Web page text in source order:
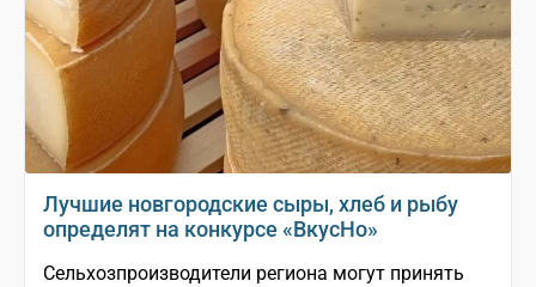
Лучшие новгородские сыры, хлеб и рыбу
определят на конкурсе «ВкусНо»
Сельхозпроизводители региона могут принять